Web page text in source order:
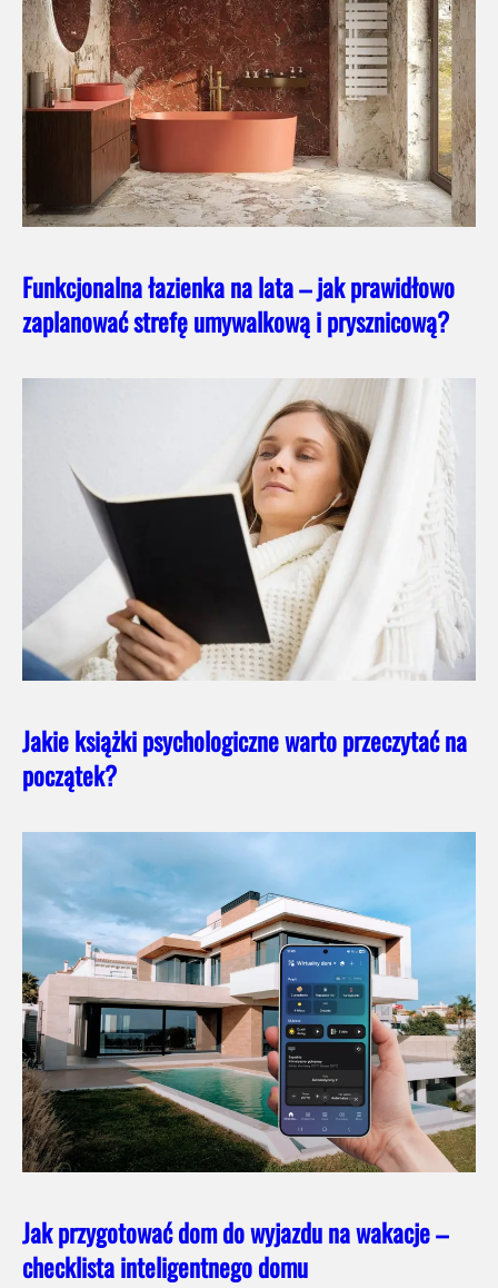
Funkcjonalna łazienka na lata – jak prawidłowo
zaplanować strefę umywalkową i prysznicową?
Jakie książki psychologiczne warto przeczytać na
początek?
Jak przygotować dom do wyjazdu na wakacje –
checklista inteligentnego domu